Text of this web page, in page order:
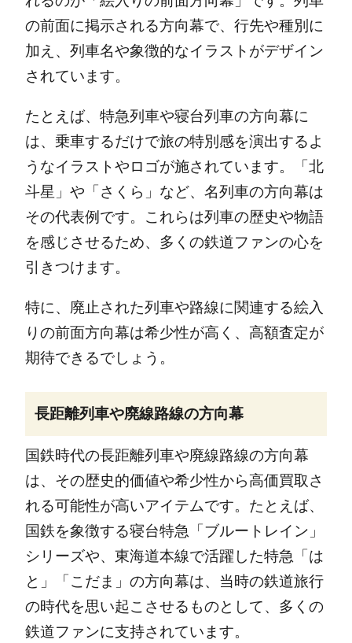
の前面に掲示される方向幕で、行先や種別に
加え、列車名や象徴的なイラストがデザイン
されています。
たとえば、特急列車や寝台列車の方向幕に
は、乗車するだけで旅の特別感を演出するよ
うなイラストやロゴが施されています。「北
斗星」や「さくら」など、名列車の方向幕は
その代表例です。これらは列車の歴史や物語
を感じさせるため、多くの鉄道ファンの心を
引きつけます。
特に、廃止された列車や路線に関連する絵入
りの前面方向幕は希少性が高く、高額査定が
期待できるでしょう。
長距離列車や廃線路線の方向幕
国鉄時代の長距離列車や廃線路線の方向幕
は、その歴史的価値や希少性から高価買取さ
れる可能性が高いアイテムです。たとえば、
国鉄を象徴する寝台特急「ブルートレイン」
シリーズや、東海道本線で活躍した特急「は
と」「こだま」の方向幕は、当時の鉄道旅行
の時代を思い起こさせるものとして、多くの
鉄道ファンに支持されています。